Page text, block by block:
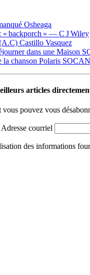
Osheaga
« backporch » — C J Wiley
Castillo Vasquez
dans une Maison
chanson Polaris
articles
pouvez vous
Adresse courriel
des informations